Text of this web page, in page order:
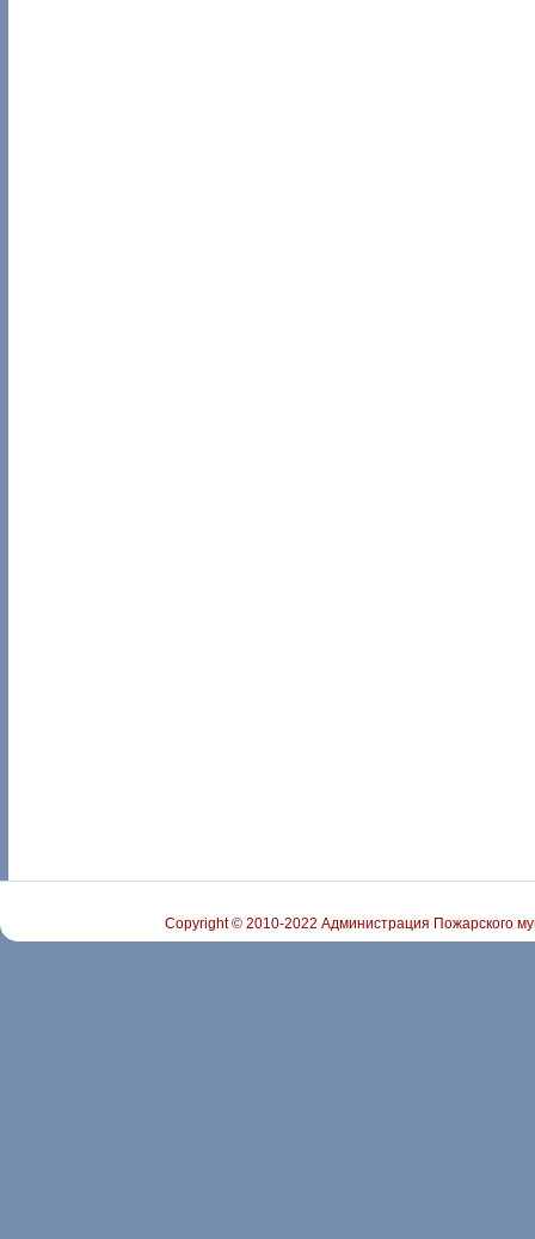
Copyright © 2010-2022 Администрация Пожарского